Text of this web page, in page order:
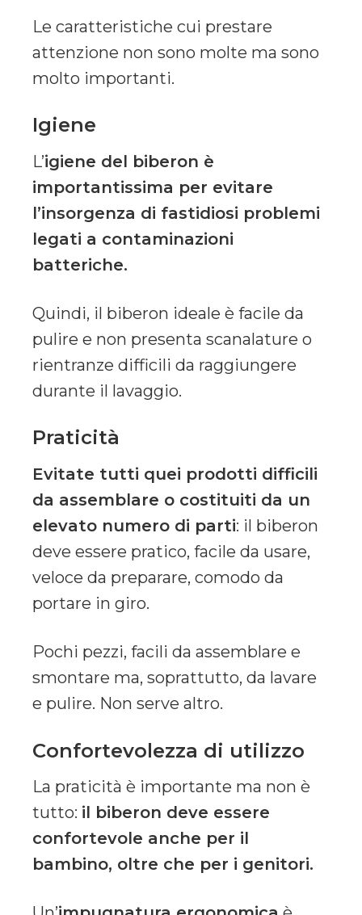
Le caratteristiche cui prestare
attenzione non sono molte ma sono
molto importanti.
Igiene
L’igiene del biberon è
importantissima per evitare
l’insorgenza di fastidiosi problemi
legati a contaminazioni
batteriche.
Quindi, il biberon ideale è facile da
pulire e non presenta scanalature o
rientranze difficili da raggiungere
durante il lavaggio.
Praticità
Evitate tutti quei prodotti difficili
da assemblare o costituiti da un
elevato numero di parti: il biberon
deve essere pratico, facile da usare,
veloce da preparare, comodo da
portare in giro.
Pochi pezzi, facili da assemblare e
smontare ma, soprattutto, da lavare
e pulire. Non serve altro.
Confortevolezza di utilizzo
La praticità è importante ma non è
tutto: il biberon deve essere
confortevole anche per il
bambino, oltre che per i genitori.